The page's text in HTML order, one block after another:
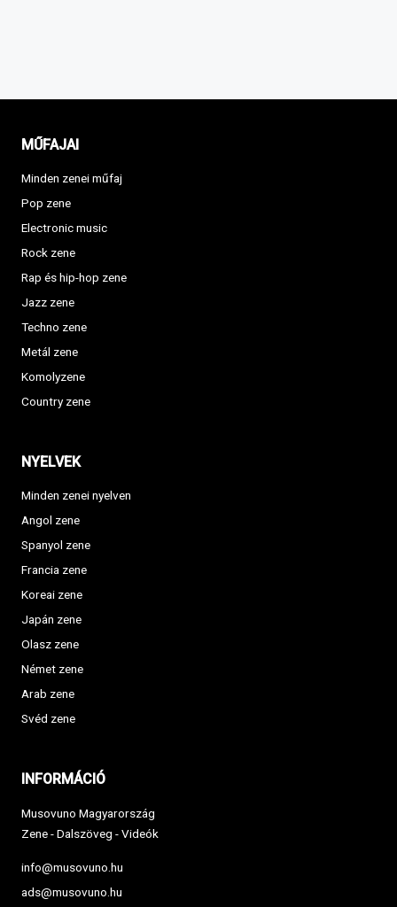
MŰFAJAI
Minden zenei műfaj
Pop zene
Electronic music
Rock zene
Rap és hip-hop zene
Jazz zene
Techno zene
Metál zene
Komolyzene
Country zene
NYELVEK
Minden zenei nyelven
Angol zene
Spanyol zene
Francia zene
Koreai zene
Japán zene
Olasz zene
Német zene
Arab zene
Svéd zene
INFORMÁCIÓ
Musovuno Magyarország
Zene - Dalszöveg - Videók
info@musovuno.hu
ads@musovuno.hu